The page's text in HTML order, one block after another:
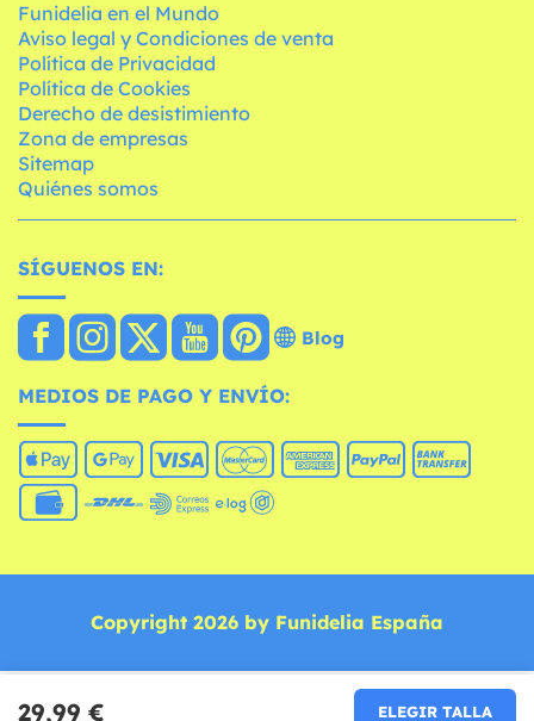
29,99 € ELEGIR TALLA
Funidelia en el Mundo
Aviso legal y Condiciones de venta
Política de Privacidad
Política de Cookies
Derecho de desistimiento
Zona de empresas
Sitemap
Quiénes somos
SÍGUENOS EN:
Blog
MEDIOS DE PAGO Y ENVÍO:
Copyright 2026 by Funidelia España